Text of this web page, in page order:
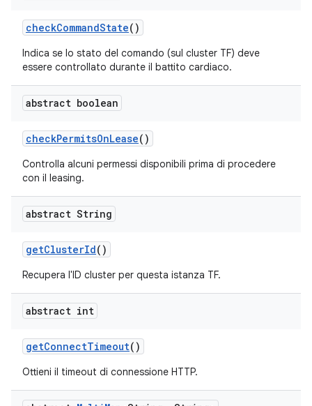
checkCommandState()
Indica se lo stato del comando (sul cluster TF) deve
essere controllato durante il battito cardiaco.
abstract boolean
checkPermitsOnLease()
Controlla alcuni permessi disponibili prima di procedere
con il leasing.
abstract String
getClusterId()
Recupera l'ID cluster per questa istanza TF.
abstract int
getConnectTimeout()
Ottieni il timeout di connessione HTTP.